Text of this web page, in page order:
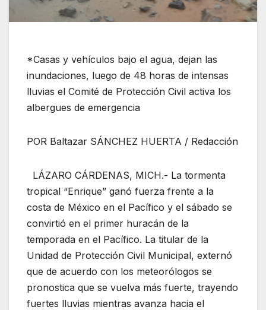
*Casas y vehículos bajo el agua, dejan las
inundaciones, luego de 48 horas de intensas
lluvias el Comité de Protección Civil activa los
albergues de emergencia
POR Baltazar SÁNCHEZ HUERTA / Redacción
LÁZARO CÁRDENAS, MICH.- La tormenta
tropical “Enrique” ganó fuerza frente a la
costa de México en el Pacífico y el sábado se
convirtió en el primer huracán de la
temporada en el Pacífico. La titular de la
Unidad de Protección Civil Municipal, externó
que de acuerdo con los meteorólogos se
pronostica que se vuelva más fuerte, trayendo
fuertes lluvias mientras avanza hacia el